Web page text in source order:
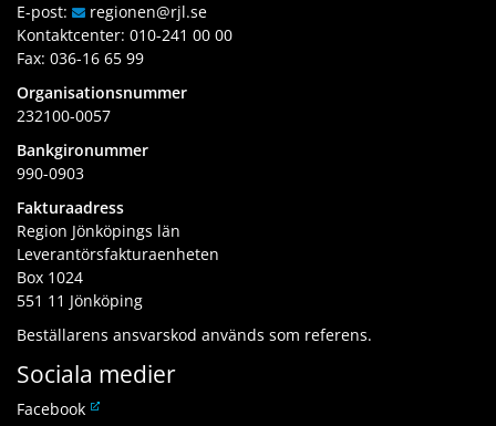
E-post:
regionen@rjl.se
Kontaktcenter: 010-241 00 00
Fax: 036-16 65 99
Organisationsnummer
232100-0057
Bankgironummer
990-0903
Fakturaadress
Region Jönköpings län
Leverantörsfakturaenheten
Box 1024
551 11 Jönköping
Beställarens ansvarskod används som referens.
Sociala medier
FacebookL